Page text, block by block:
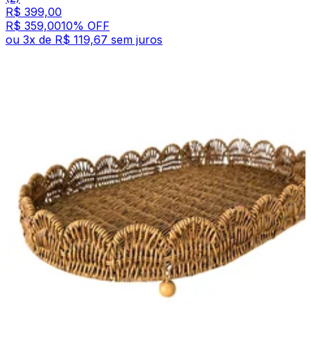
R$ 399,00
R$ 359,0010% OFF
ou 3x de R$ 119,67 sem juros